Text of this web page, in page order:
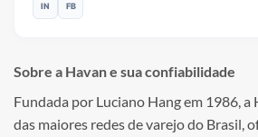
IN FB
Sobre a Havan e sua confiabilidade
Fundada por Luciano Hang em 1986,
das maiores redes de varejo do Brasil,